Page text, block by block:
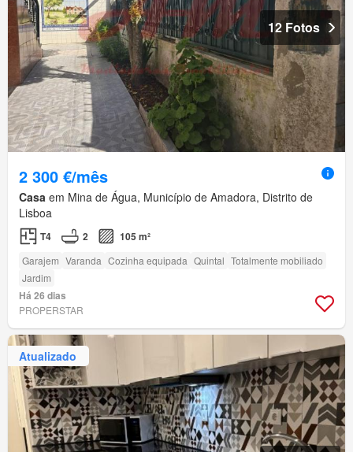
12 Fotos
2 300 €/mês
Casa em Mina de Água, Município de Amadora, Distrito de
Lisboa
T4 2 105 m²
Garajem Varanda Cozinha equipada Quintal Totalmente mobiliado
Jardim
Há 26 dias
PROPERSTAR
Atualizado